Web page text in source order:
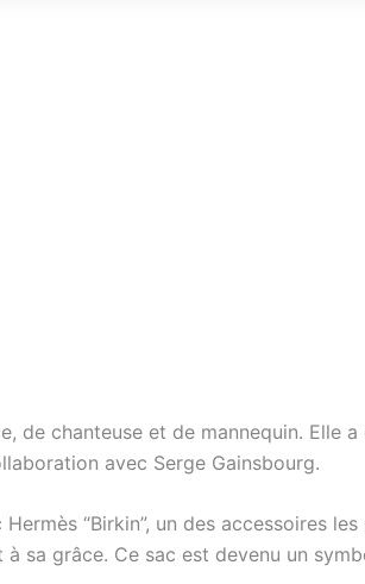
de chanteuse et de mannequin. Elle
avec Serge Gainsbourg.
“Birkin”, un des accessoires
sa grâce. Ce sac est devenu un